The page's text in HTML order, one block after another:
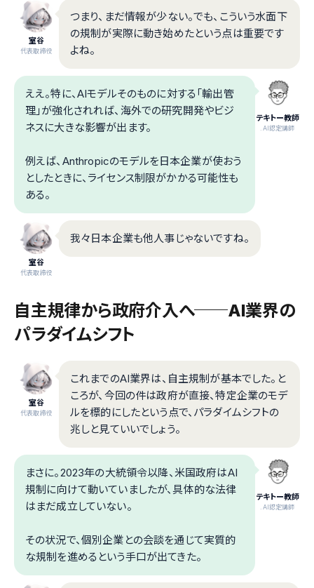
室谷
代表取締役
つまり、まだ情報が少ない。でも、こういう水面下
の規制が実際に動き始めたという点は重要です
よね。
テキトー教師
.AI認定講師
ええ。特に、AIモデルそのものに対する「輸出管
理」が強化されれば、海外での研究開発やビジ
ネスに大きな影響が出ます。
例えば、Anthropicのモデルを日本企業が使おう
としたときに、ライセンス制限がかかる可能性も
ある。
室谷
代表取締役
我々日本企業も他人事じゃないですね。
自主規律から政府介入へ──AI業界の
パラダイムシフト
室谷
代表取締役
これまでのAI業界は、自主規制が基本でした。と
ころが、今回の件は政府が直接、特定企業のモデ
ルを標的にしたという点で、パラダイムシフトの
兆しと見ていいでしょう。
テキトー教師
.AI認定講師
まさに。2023年の大統領令以降、米国政府はAI
規制に向けて動いていましたが、具体的な法律
はまだ成立していない。
その状況で、個別企業との会談を通じて実質的
な規制を進めるという手口が出てきた。